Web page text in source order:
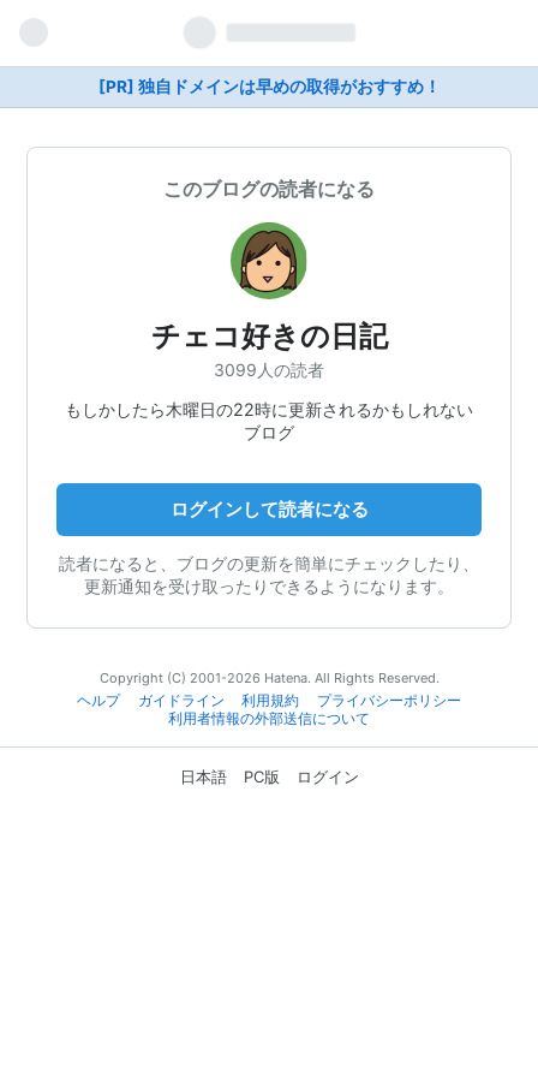
[PR] 独自ドメインは早めの取得がおすすめ！
このブログの読者になる
チェコ好きの日記
3099人の読者
もしかしたら木曜日の22時に更新されるかもしれない
ブログ
ログインして読者になる
読者になると、ブログの更新を簡単にチェックしたり、
更新通知を受け取ったりできるようになります。
Copyright (C) 2001-2026 Hatena. All Rights Reserved.
ヘルプ
ガイドライン 利用規約
プライバシーポリシー
利用者情報の外部送信について
日本語 PC版 ログイン